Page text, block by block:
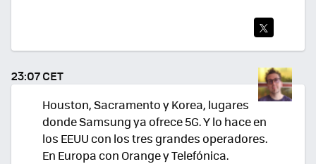
TEA
R
23:07 CET
Houston, Sacramento y Korea, lugares
donde Samsung ya ofrece 5G. Y lo hace en
los EEUU con los tres grandes operadores.
En Europa con Orange y Telefónica.